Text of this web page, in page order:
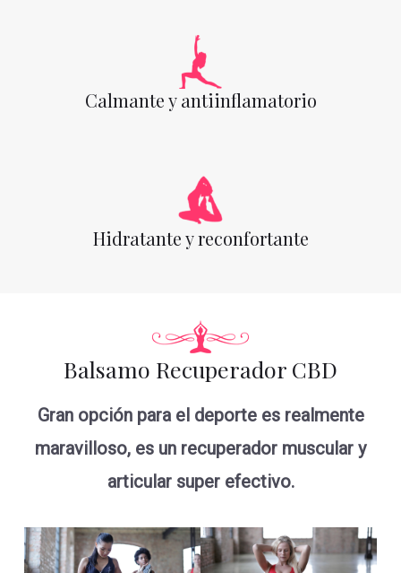
Calmante y antiinflamatorio
Hidratante y reconfortante
Balsamo Recuperador CBD
Gran opción para el deporte es realmente
maravilloso, es un recuperador muscular y
articular super efectivo.